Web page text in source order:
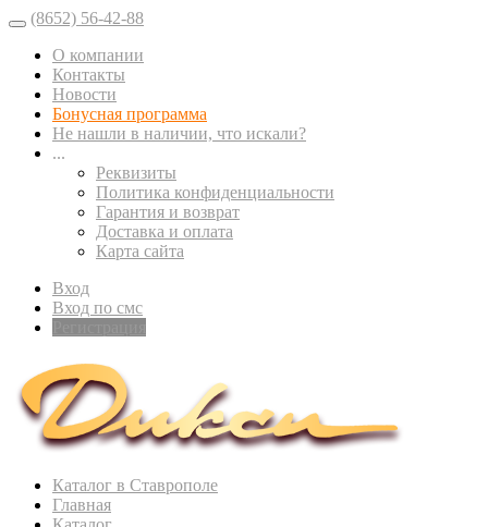
(8652) 56-42-88
О компании
Контакты
Новости
Бонусная программа
Не нашли в наличии, что искали?
...
Реквизиты
Политика конфиденциальности
Гарантия и возврат
Доставка и оплата
Карта сайта
Вход
Вход по смс
Каталог в Ставрополе
Главная